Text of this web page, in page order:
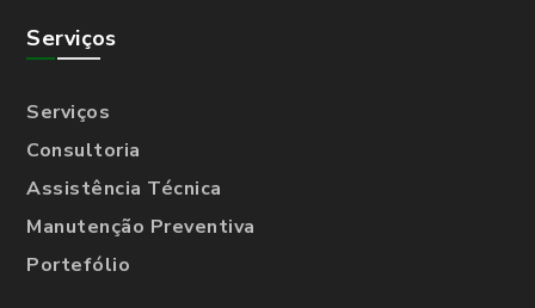
Serviços
Serviços
Consultoria
Assistência Técnica
Manutenção Preventiva
Portefólio